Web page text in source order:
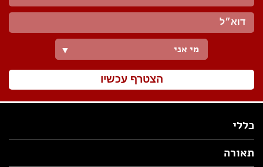
מי אני ▼
הצטרף עכשיו
כללי
תאורה